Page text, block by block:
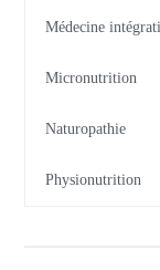
Médecine
Micronutrition
Naturopathie
Physionutrition